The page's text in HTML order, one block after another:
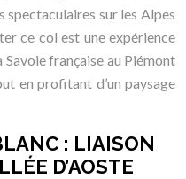
sur les Alpes
ce col est une expérience
française au Piémont
en profitant d’un paysage
: LIAISON
D’AOSTE